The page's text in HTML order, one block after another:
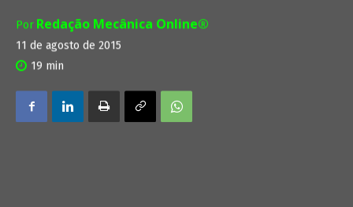
Por Redação Mecânica Online®
11 de agosto de 2015
19 min